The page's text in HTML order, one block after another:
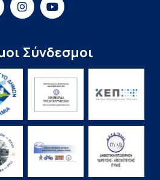
Σύνδεσμοι